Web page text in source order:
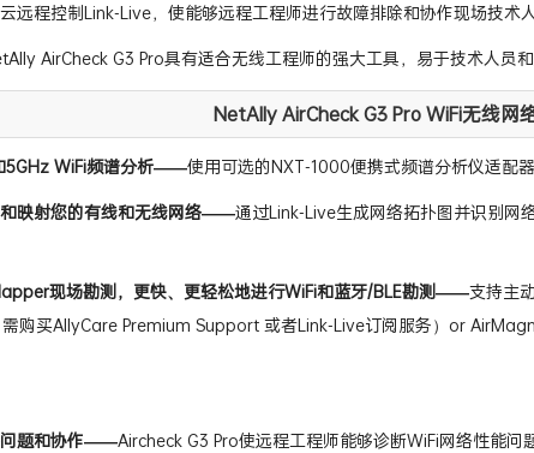
远程控制Link-Live，使能够远程工程师进行故障排除和协作现场技术人
AirCheck G3 Pro具有适合无线工程师的强大工具，易于技术人员
NetAlly AirCheck G3 Pro WiFi无线网
5GHz WiFi频谱分析——使用可选的NXT-1000便携式频谱分析仪适配
映射您的有线和无线网络——通过Link-Live生成网络拓扑图并识别网
现场勘测，更快、更轻松地进行WiFi和蓝牙/BLE勘测——支持主
购买AllyCare Premium Support 或者Link-Live订阅服务）or
问题和协作——Aircheck G3 Pro使远程工程师能够诊断WiFi网络性能